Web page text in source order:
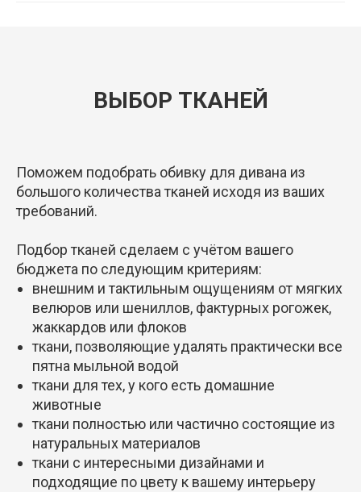
ВЫБОР ТКАНЕЙ
Поможем подобрать обивку для дивана из
большого количества тканей исходя из ваших
требований.
Подбор тканей сделаем с учётом вашего
бюджета по следующим критериям:
внешним и тактильным ощущениям от мягких
велюров или шениллов, фактурных рогожек,
жаккардов или флоков
ткани, позволяющие удалять практически все
пятна мыльной водой
ткани для тех, у кого есть домашние
животные
ткани полностью или частично состоящие из
натуральных материалов
ткани с интересными дизайнами и
подходящие по цвету к вашему интерьеру